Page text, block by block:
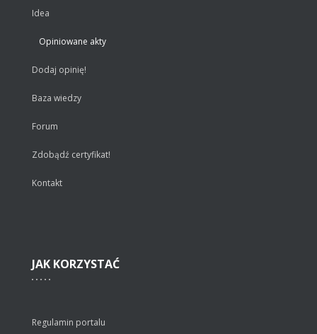
Idea
Opiniowane akty
Dodaj opinię!
Baza wiedzy
Forum
Zdobądź certyfikat!
Kontakt
JAK KORZYSTAĆ
Regulamin portalu